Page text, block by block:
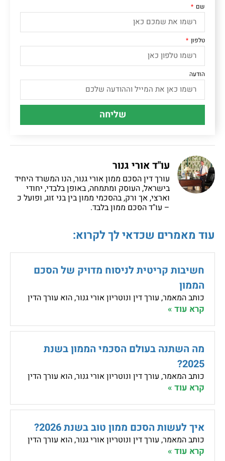
שם
טלפון
הודעה
שליחה
עו"ד אורי גנור
עורך דין הסכם ממון אורי גנור, הנו המשרד היחיד
בישראל, העוסק ומתמחה, באופן בלבדי, יחודי
וארצי, אך ורק, בהסכמי ממון בין בני זוג, ופועל כ
– עו"ד הסכם ממון בלבד.
עוד מאמרים שכדאי לך לקרוא:
חשיבות קריטית לניסוח מדויק של הסכם
הממון
כותב המאמר, עורך דין ונוטריון אורי גנור, הוא עורך הדין
קרא עוד »
מה השתנה בעולם הסכמי הממון בשנת
2025?
כותב המאמר, עורך דין ונוטריון אורי גנור, הוא עורך הדין
קרא עוד »
איך לעשות הסכם ממון טוב בשנת 2026?
כותב המאמר, עורך דין ונוטריון אורי גנור, הוא עורך הדין
קרא עוד »